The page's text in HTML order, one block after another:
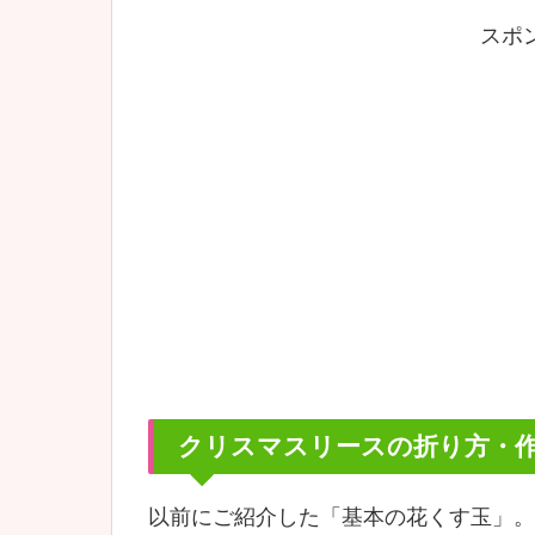
スポ
クリスマスリースの折り方・
以前にご紹介した「基本の花くす玉」。